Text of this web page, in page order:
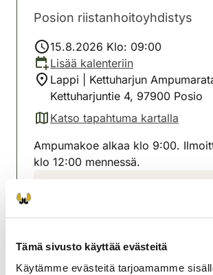
Tämä sivusto käyttää evästeitä
Käytämme evästeitä tarjoamamme
Posion riistanhoitoyhdistys
15.8.2026 Klo: 09:00
Lisää kalenteriin
Lappi | Kettuharjun
Kettuharjuntie 4, 97900 Posio
Katso tapahtuma kartalla
(avautuu uuteen välilehteen)
Ampumakoe alkaa klo 9:00.
klo 12:00 mennessä.